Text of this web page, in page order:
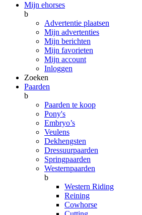
Mijn ehorses
b
Advertentie plaatsen
Mijn advertenties
Mijn berichten
Mijn favorieten
Mijn account
Inloggen
Zoeken
Paarden
b
Paarden te koop
Pony's
Embryo’s
Veulens
Dekhengsten
Dressuurpaarden
Springpaarden
Westernpaarden
b
Western Riding
Reining
Cowhorse